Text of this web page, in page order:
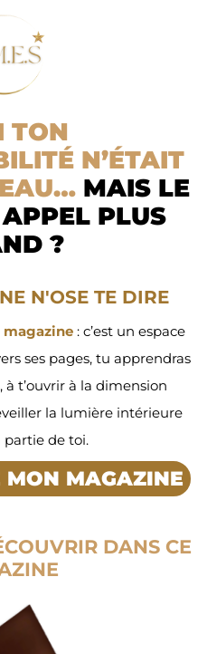
TON
N’ÉTAIT
MAIS LE
PLUS
?
N'OSE TE DIRE
magazine : c’est un espace
ses pages, tu apprendras
t’ouvrir à la dimension
la lumière intérieure
de toi.
MON MAGAZINE
DANS CE